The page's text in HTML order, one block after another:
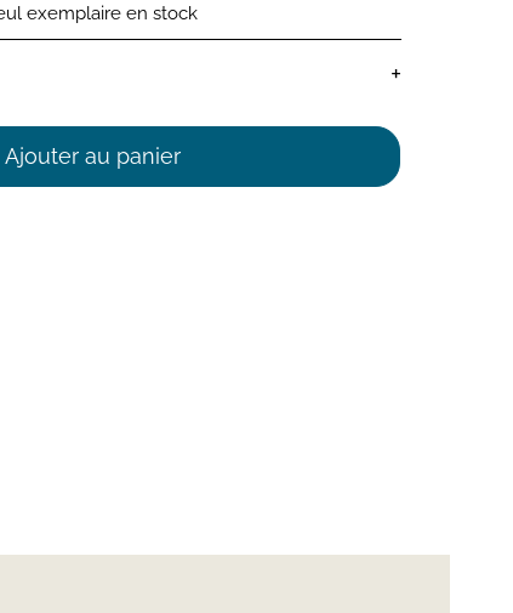
exemplaire en stock
+
Ajouter au panier